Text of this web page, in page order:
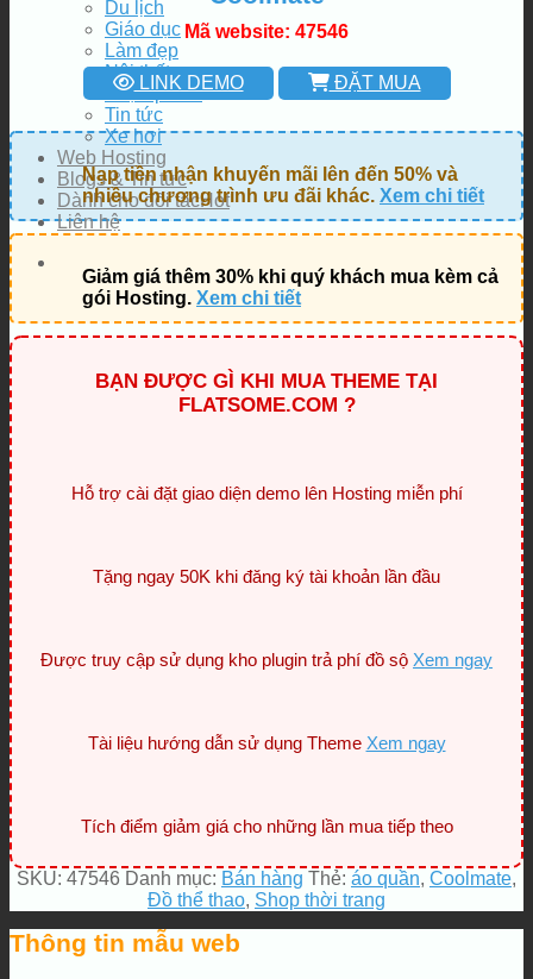
Du lịch
Giáo dục
Làm đẹp
Nội thất
Thực phẩm
Tin tức
Xe hơi
Web Hosting
Blogs & Tin tức
Dành cho đối tác
Liên hệ
Mã website: 47546
LINK DEMO ĐẶT MUA
Nạp tiền nhận khuyến mãi lên đến 50% và
nhiều chương trình ưu đãi khác. Xem chi tiết
Giảm giá thêm 30% khi quý khách mua kèm cả
gói Hosting. Xem chi tiết
BẠN ĐƯỢC GÌ KHI MUA THEME TẠI
FLATSOME.COM ?
Hỗ trợ cài đặt giao diện demo lên Hosting miễn phí
Tặng ngay 50K khi đăng ký tài khoản lần đầu
Được truy cập sử dụng kho plugin trả phí đồ sộ Xem ngay
Tài liệu hướng dẫn sử dụng Theme Xem ngay
Tích điểm giảm giá cho những lần mua tiếp theo
SKU: 47546 Danh mục: Bán hàng Thẻ: áo quần, Coolmate,
Đồ thể thao, Shop thời trang
Thông tin mẫu web